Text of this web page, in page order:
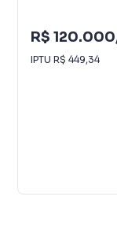
R$
IPTU R$ 449,34